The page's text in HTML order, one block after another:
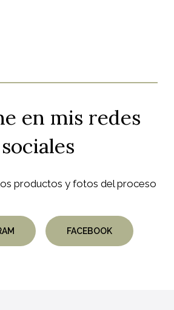
en mis redes
sociales
productos y fotos del proceso
FACEBOOK